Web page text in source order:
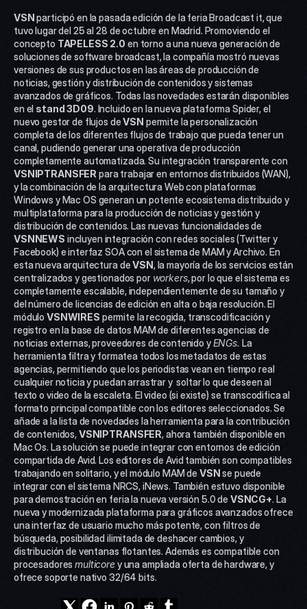
VSN participó en la pasada edición de la feria Broadcast it, que
tuvo lugar del 25 al 28 de octubre en Madrid. Promoviendo el
concepto TAPELESS 2.0 en torno a una nueva generación de
soluciones de software broadcast, la compañía mostró nuevas
versiones de sus productos en las áreas de producción de
noticias, gestión y distribución de contenidos y sistemas
avanzados de gráficos. Todas las novedades estarán disponibles
en el stand 3D09. Incluido en la nueva plataforma Spider, el
nuevo gestor de flujos de VSN permite la personalización
completa de los diferentes flujos de trabajo que pueda tener un
canal, pudiendo generar una operativa de producción
completamente automatizada. Su integración transparente con
VSNIPTRANSFER para trabajar en entornos distribuidos (WAN),
y la combinación de la arquitectura Web con plataformas
Windows y Mac OS generan un potente ecosistema distribuido y
multiplataforma para la producción de noticias y gestión y
VSNNEWS incluyen integración con redes sociales (Twitter y
Facebook) e interfaz SOA con el sistema de MAM y Archivo. En
esta nueva arquitectura de VSN, la mayoría de los servicios están
centralizados y gestionados por workers, por lo que el sistema es
completamente escalable, independientemente de su tamaño y
del número de licencias de edición en alta o baja resolución. El
módulo VSNWIRES permite la recogida, transcodificación y
registro en la base de datos MAM de diferentes agencias de
noticias externas, proveedores de contenido y ENGs. La
herramienta filtra y formatea todos los metadatos de estas
agencias, permitiendo que los periodistas vean en tiempo real
cualquier noticia y puedan arrastrar y  soltar lo que deseen al
texto o video de la escaleta. El video (si existe) se transcodifica al
formato principal compatible con los editores seleccionados. Se
añade a la lista de novedades la herramienta para la contribución
de contenidos, VSNIPTRANSFER, ahora también disponible en
Mac Os. La solución se puede integrar con entornos de edición
compartida de Avid. Los editores de Avid también son compatibles
trabajando en solitario, y el módulo MAM de VSN se puede
integrar con el sistema NRCS, iNews. También estuvo disponible
para demostración en feria la nueva versión 5.0 de VSNCG+. La
nueva y modernizada plataforma para gráficos avanzados ofrece
una interfaz de usuario mucho más potente, con filtros de
búsqueda, posibilidad ilimitada de deshacer cambios, y
distribución de ventanas flotantes. Además es compatible con
procesadores multicore y una ampliada oferta de hardware, y
ofrece soporte nativo 32/64 bits.